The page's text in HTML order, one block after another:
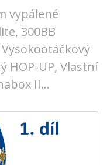
vypálené
300BB
HOP-UP, Vlastní
II...